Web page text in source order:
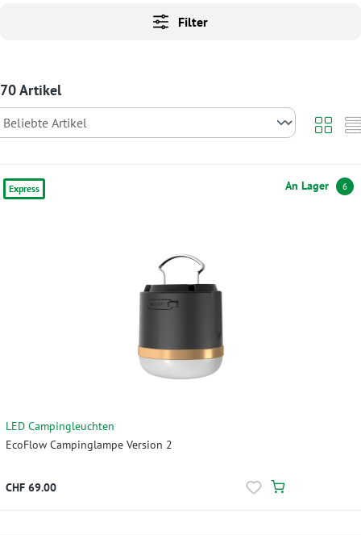
Filter
Artikel
Express An Lager 6
LED Campingleuchten
EcoFlow Campinglampe Version 2
CHF 69.00